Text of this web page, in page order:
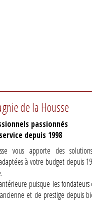
de la Housse
passionnés
depuis 1998
vous apporte des
à votre budget depuis
puisque les
et de prestige depuis